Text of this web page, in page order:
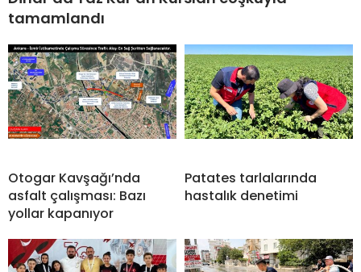
tamamlandı
Otogar Kavşağı’nda
asfalt çalışması: Bazı
yollar kapanıyor
Patates tarlalarında
hastalık denetimi